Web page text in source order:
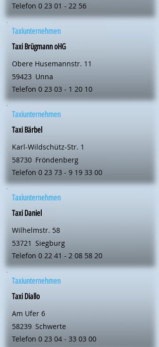
Telefon 0 23 01 - 22 56
Taxiunternehmen
Taxi Brügmann oHG
Obere Husemannstr. 11
59423 Unna
Telefon 0 23 03 - 1 20 10
Taxiunternehmen
Taxi Bärbel
Karl-Wildschütz-Str. 1
58730 Fröndenberg
Telefon 0 23 73 - 9 19 33 00
Taxiunternehmen
Taxi Daniel
Wilhelmstr. 58
53721 Siegburg
Telefon 0 22 41 - 2 08 58 20
Taxiunternehmen
Taxi Diallo
Am Ufer 6
58239 Schwerte
Telefon 0 23 04 - 33 03 00